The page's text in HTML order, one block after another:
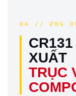
04 // ỨNG
XUẤT
TRỤC